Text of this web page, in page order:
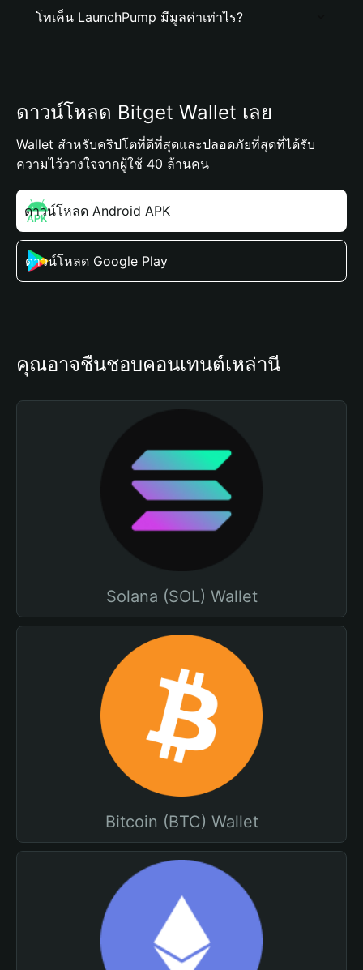
โทเค็น LaunchPump มีมูลค่าเท่าไร?
ดาวน์โหลด Bitget Wallet เลย
Wallet สำหรับคริปโตที่ดีที่สุดและปลอดภัยที่สุดที่ได้รับ
ความไว้วางใจจากผู้ใช้ 40 ล้านคน
ดาวน์โหลด Android APK
ดาวน์โหลด Google Play
คุณอาจชื่นชอบคอนเทนต์เหล่านี้
Solana (SOL) Wallet
Bitcoin (BTC) Wallet